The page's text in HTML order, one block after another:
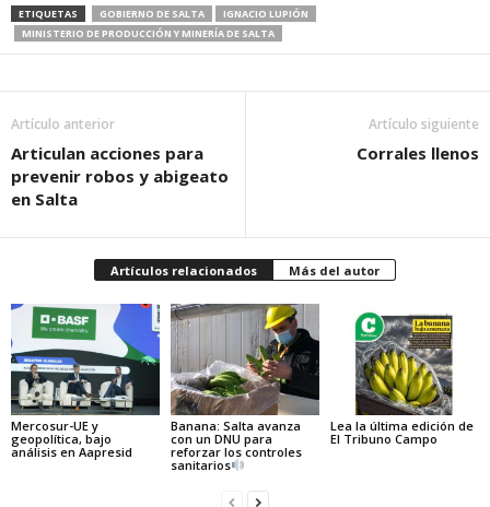
ETIQUETAS GOBIERNO DE SALTA
IGNACIO LUPIÓN
MINISTERIO DE PRODUCCIÓN Y MINERÍA DE SALTA
Artículo anterior
Articulan acciones para
prevenir robos y abigeato
en Salta
Artículo siguiente
Corrales llenos
Artículos relacionados Más del autor
Mercosur-UE y
geopolítica, bajo
análisis en Aapresid
Banana: Salta avanza
con un DNU para
reforzar los controles
sanitarios
Lea la última edición de
El Tribuno Campo